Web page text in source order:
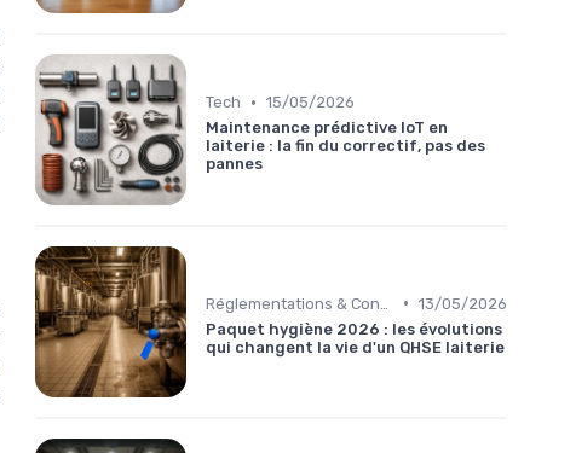
Tech • 15/05/2026
Maintenance prédictive IoT en
laiterie : la fin du correctif, pas des
pannes
• 13/05/2026
Paquet hygiène 2026 : les évolutions
qui changent la vie d'un QHSE laiterie